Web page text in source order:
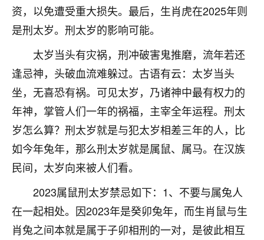
资，以免遭受重大损失。最后，生肖虎在2025年则
是刑太岁。刑太岁的影响可能。
太岁当头有灾祸，刑冲破害鬼推磨，流年若还
逢忌神，头破血流难躲过。古语有云：太岁当头
坐，无喜恐有祸。可见太岁，乃诸神中最有权力的
年神，掌管人们一年的祸福，主宰全年运程。刑太
岁怎么算？刑太岁就是与犯太岁相差三年的人，比
如今年兔年，那么刑太岁就是属鼠、属马。在汉族
民间，太岁向来被人们看。
2023属鼠刑太岁禁忌如下：1、不要与属兔人
在一起相处。因2023年是癸卯兔年，而生肖鼠与生
肖兔之间本就是属于子卯相刑的一对，是彼此相互
鹿森：恭喜升职加薪！！，请客吗？�
12小时前 来自北京
心心相印
我身体不太好，总是病病殃殃的，去检查又没什么大
问题，反正就是不舒服。中医西医看遍了，找不到问
题，后来无意中看到有人推荐慧来老师，跟老师聊过
之后，心情豁然开朗，也听老师建议，处理了一些因
果问题。今年以来，身体比以前好多，主要是心情好
了，老师说境随心转，现在深有体会了。
鹿森 ：是的，其实跟老师聊过之后，最大的感
触，首先就是心态会变好，万般皆是命，半点
不由人！
1天前 来自四川 9